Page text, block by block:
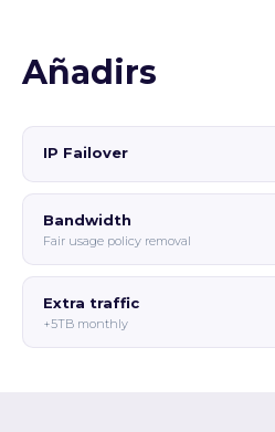
Añadirs
IP Failover
Bandwidth
Fair usage policy removal
Extra traffic
+5TB monthly